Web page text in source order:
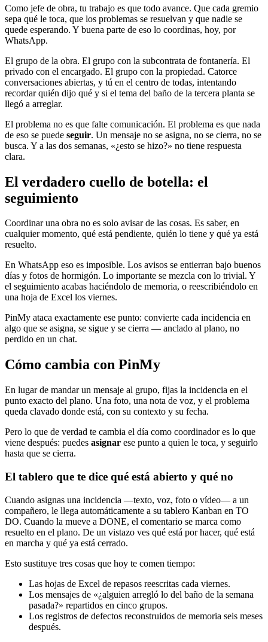
Como jefe de obra, tu trabajo es que todo avance. Que cada gremio
sepa qué le toca, que los problemas se resuelvan y que nadie se
quede esperando. Y buena parte de eso lo coordinas, hoy, por
WhatsApp.
El grupo de la obra. El grupo con la subcontrata de fontanería. El
privado con el encargado. El grupo con la propiedad. Catorce
conversaciones abiertas, y tú en el centro de todas, intentando
recordar quién dijo qué y si el tema del baño de la tercera planta se
llegó a arreglar.
El problema no es que falte comunicación. El problema es que nada
de eso se puede seguir. Un mensaje no se asigna, no se cierra, no se
busca. Y a las dos semanas, «¿esto se hizo?» no tiene respuesta
clara.
El verdadero cuello de botella: el
seguimiento
Coordinar una obra no es solo avisar de las cosas. Es saber, en
cualquier momento, qué está pendiente, quién lo tiene y qué ya está
resuelto.
En WhatsApp eso es imposible. Los avisos se entierran bajo buenos
días y fotos de hormigón. Lo importante se mezcla con lo trivial. Y
el seguimiento acabas haciéndolo de memoria, o reescribiéndolo en
una hoja de Excel los viernes.
PinMy ataca exactamente ese punto: convierte cada incidencia en
algo que se asigna, se sigue y se cierra — anclado al plano, no
perdido en un chat.
Cómo cambia con PinMy
En lugar de mandar un mensaje al grupo, fijas la incidencia en el
punto exacto del plano. Una foto, una nota de voz, y el problema
queda clavado donde está, con su contexto y su fecha.
Pero lo que de verdad te cambia el día como coordinador es lo que
viene después: puedes asignar ese punto a quien le toca, y seguirlo
hasta que se cierra.
El tablero que te dice qué está abierto y qué no
Cuando asignas una incidencia —texto, voz, foto o vídeo— a un
compañero, le llega automáticamente a su tablero Kanban en TO
DO. Cuando la mueve a DONE, el comentario se marca como
resuelto en el plano. De un vistazo ves qué está por hacer, qué está
en marcha y qué ya está cerrado.
Esto sustituye tres cosas que hoy te comen tiempo:
Las hojas de Excel de repasos reescritas cada viernes.
Los mensajes de «¿alguien arregló lo del baño de la semana
pasada?» repartidos en cinco grupos.
Los registros de defectos reconstruidos de memoria seis meses
después.